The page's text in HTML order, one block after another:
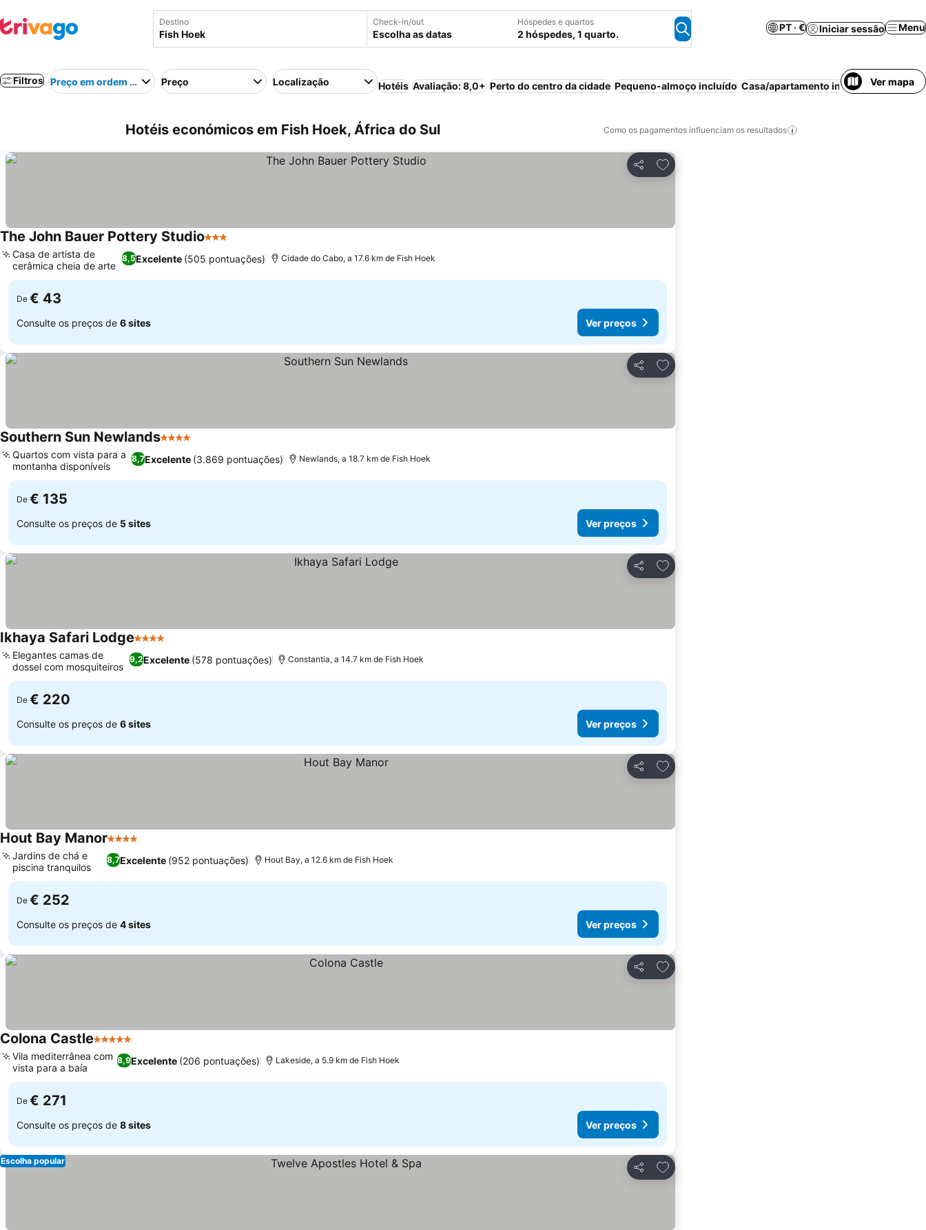
Destino Check-in/out
Escolha as datas
Hóspedes e quartos
2 hóspedes, 1 quarto.
PT · € Iniciar sessão Menu
Filtros Preço em ordem crescentePreço Localização Hotéis Avaliação: 8,0+ Perto do centro da cidade Pequeno-almoço incluído Casa/apartamento inteiro Praia Wi-fi
Ver mapa
Hotéis económicos em Fish Hoek, África do Sul Como os pagamentos influenciam os resultados
Partilhar
Adicionar aos favoritos
The John Bauer Pottery Studio3 Estrelas
8,5Excelente (505 pontuações)
Casa de artista de
cerâmica cheia de arte
Cidade do Cabo, a 17.6 km de Fish Hoek
De € 43
Consulte os preços de 6 sites Ver preços
Partilhar
Adicionar aos favoritos
Southern Sun Newlands4 Estrelas
8,7Excelente (3.869 pontuações)
Quartos com vista para a
montanha disponíveis
Newlands, a 18.7 km de Fish Hoek
De € 135
Consulte os preços de 5 sites Ver preços
Partilhar
Adicionar aos favoritos
Ikhaya Safari Lodge4 Estrelas
9,2Excelente (578 pontuações)
Elegantes camas de
dossel com mosquiteiros
Constantia, a 14.7 km de Fish Hoek
De € 220
Consulte os preços de 6 sites Ver preços
Partilhar
Adicionar aos favoritos
Hout Bay Manor4 Estrelas
8,7Excelente (952 pontuações)
Jardins de chá e
piscina tranquilos
Hout Bay, a 12.6 km de Fish Hoek
De € 252
Consulte os preços de 4 sites Ver preços
Partilhar
Adicionar aos favoritos
Colona Castle5 Estrelas
8,9Excelente (206 pontuações)
Vila mediterrânea com
vista para a baía
Lakeside, a 5.9 km de Fish Hoek
De € 271
Consulte os preços de 8 sites Ver preços
Partilhar
Adicionar aos favoritos
Escolha popular